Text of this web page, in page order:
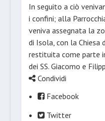
In seguito a ciò
i confini; alla
veniva assegnata la
di Isola, con la Chiesa
restituita come parte
dei SS. Giacomo e
Condividi
Facebook
Twitter